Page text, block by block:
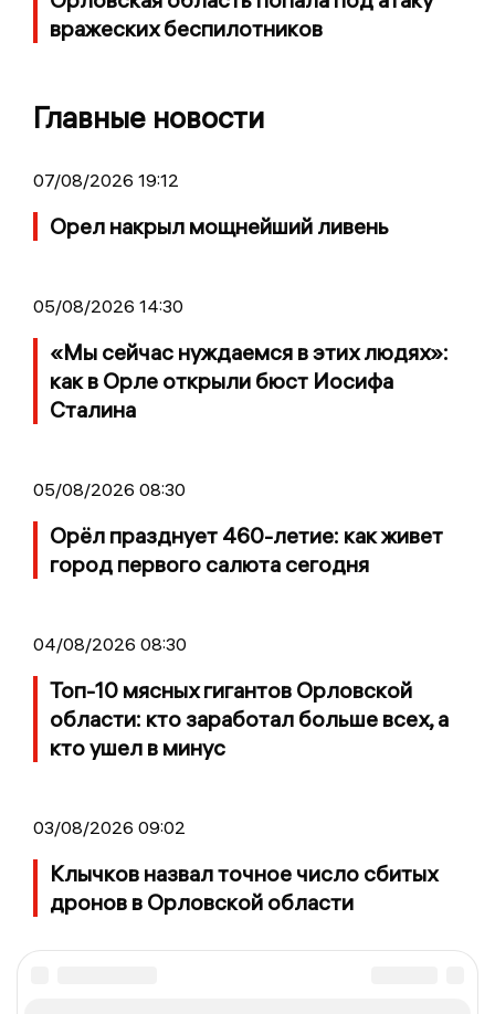
вражеских беспилотников
Главные новости
07/08/2026 19:12
Орел накрыл мощнейший ливень
05/08/2026 14:30
«Мы сейчас нуждаемся в этих людях»:
как в Орле открыли бюст Иосифа
Сталина
05/08/2026 08:30
Орёл празднует 460-летие: как живет
город первого салюта сегодня
04/08/2026 08:30
Топ-10 мясных гигантов Орловской
области: кто заработал больше всех, а
кто ушел в минус
03/08/2026 09:02
Клычков назвал точное число сбитых
дронов в Орловской области